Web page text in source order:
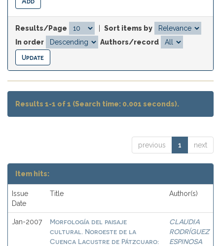
Results/Page
Sort items by
In order
Authors/record
Results 1-1 of 1 (Search time: 0.001 seconds).
previous 1 next
Item hits:
Issue
Date
Title Author(s)
Jan-2007
Morfología del paisaje
cultural. Noroeste de la
Cuenca Lacustre de Pátzcuaro:
CLAUDIA
RODRÍGUEZ
ESPINOSA